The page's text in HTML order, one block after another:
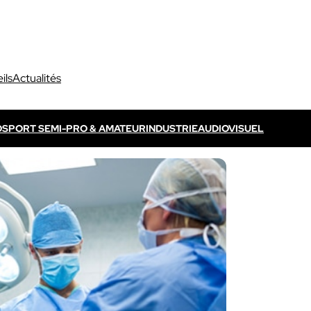
Actualités
Découvrir VOKKERO ELITE
Solution ELITE CONNECT
Dédiée aux arbitres professionnels .
Découvrir VOKKERO STAFF
Dédiée aux équipes médicales et aux
sportifs.
propres / TV
aux évènements
qui sont télévisés.
Découvrir VOGO ELITE BUNDLE
Dédié aux arbitres professionnels
SPORT SEMI-PRO & AMATEURINDUSTRIEAUDIOVISUEL